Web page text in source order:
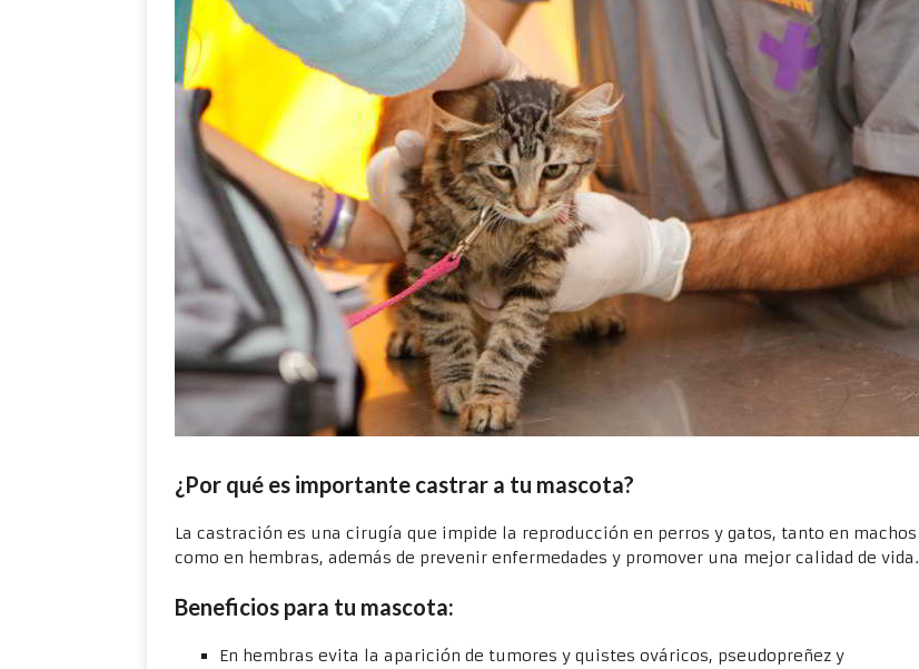
¿Por qué es importante castrar a tu mascota?
La castración es una cirugía que impide la reproducción en perros y gatos, tanto en machos
como en hembras, además de prevenir enfermedades y promover una mejor calidad de vida.
Beneficios para tu mascota:
En hembras evita la aparición de tumores y quistes ováricos, pseudopreñez y